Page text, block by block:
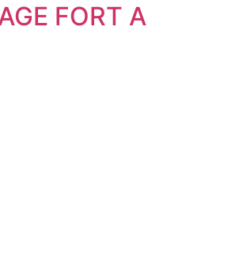
FORT A